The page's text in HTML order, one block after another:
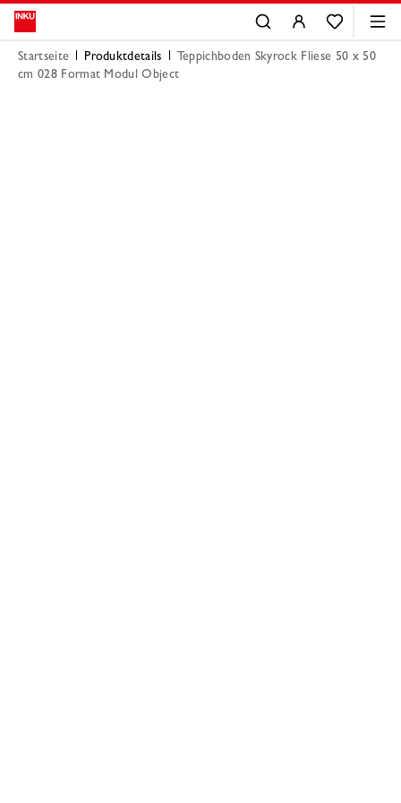
Startseite Produktdetails
Teppichboden Skyrock Fliese 50 x 50
cm 028 Format Modul Object